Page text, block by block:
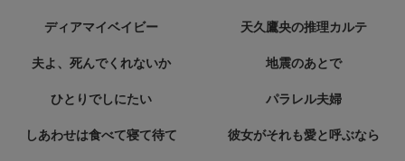
ディアマイベイビー 天久鷹央の推理カルテ
夫よ、死んでくれないか 地震のあとで
ひとりでしにたい パラレル夫婦
しあわせは食べて寝て待て 彼女がそれも愛と呼ぶなら